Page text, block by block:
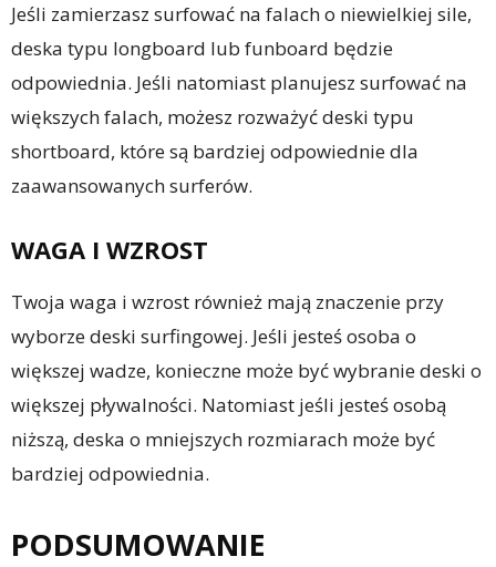
Jeśli zamierzasz surfować na falach o niewielkiej sile,
deska typu longboard lub funboard będzie
odpowiednia. Jeśli natomiast planujesz surfować na
większych falach, możesz rozważyć deski typu
shortboard, które są bardziej odpowiednie dla
zaawansowanych surferów.
WAGA I WZROST
Twoja waga i wzrost również mają znaczenie przy
wyborze deski surfingowej. Jeśli jesteś osoba o
większej wadze, konieczne może być wybranie deski o
większej pływalności. Natomiast jeśli jesteś osobą
niższą, deska o mniejszych rozmiarach może być
bardziej odpowiednia.
PODSUMOWANIE